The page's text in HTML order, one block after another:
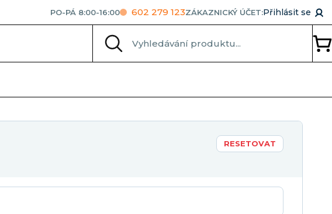
PO-PÁ 8:00-16:00 602 279 123ZÁKAZNICKÝ ÚČET:Přihlásit se
RESETOVAT